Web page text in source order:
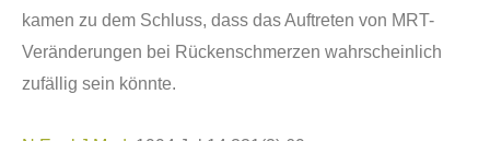
kamen zu dem Schluss, dass das Auftreten von MRT-
Veränderungen bei Rückenschmerzen wahrscheinlich
zufällig sein könnte.